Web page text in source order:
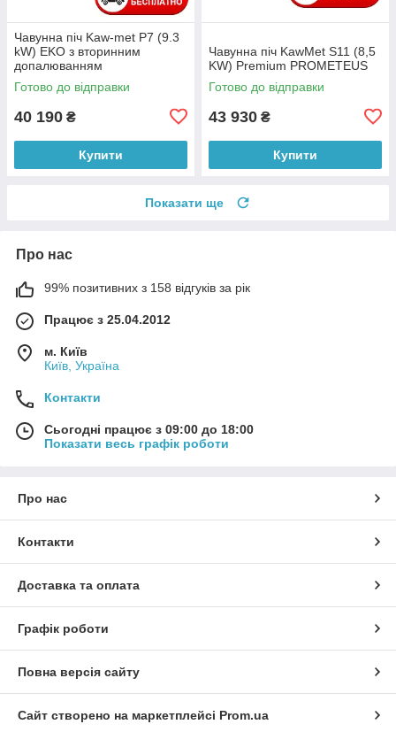
Чавунна піч Kaw-met P7 (9.3
kW) EKO з вторинним
допалюванням
Готово до відправки
40 190 ₴
Купити
Чавунна піч KawMet S11 (8,5
KW) Premium PROMETEUS
Готово до відправки
43 930 ₴
Купити
Показати ще
Про нас
99% позитивних з 158 відгуків за рік
Працює з 25.04.2012
м. Київ
Київ, Україна
Контакти
Сьогодні працює з 09:00 до 18:00
Показати весь графік роботи
Про нас
Контакти
Доставка та оплата
Графік роботи
Повна версія сайту
Сайт створено на маркетплейсі Prom.ua